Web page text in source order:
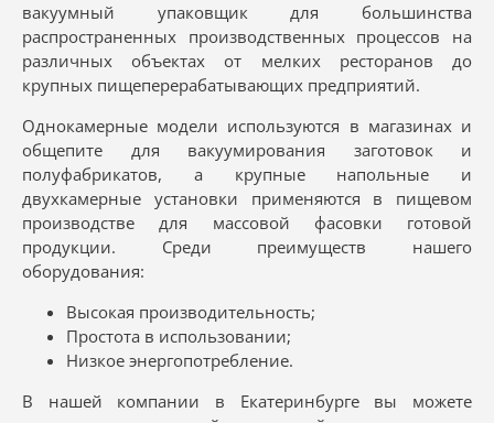
вакуумный упаковщик для большинства
распространенных производственных процессов на
различных объектах от мелких ресторанов до
крупных пищеперерабатывающих предприятий.
Однокамерные модели используются в магазинах и
общепите для вакуумирования заготовок и
полуфабрикатов, а крупные напольные и
двухкамерные установки применяются в пищевом
производстве для массовой фасовки готовой
продукции. Среди преимуществ нашего
оборудования:
Высокая производительность;
Простота в использовании;
Низкое энергопотребление.
В нашей компании в Екатеринбурге вы можете